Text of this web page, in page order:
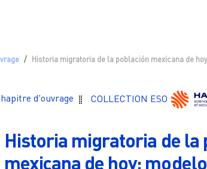
Historia migratoria de la población mexicana de
d'ouvrage COLLECTION ESO
Historia migratoria de la
mexicana de hoy: